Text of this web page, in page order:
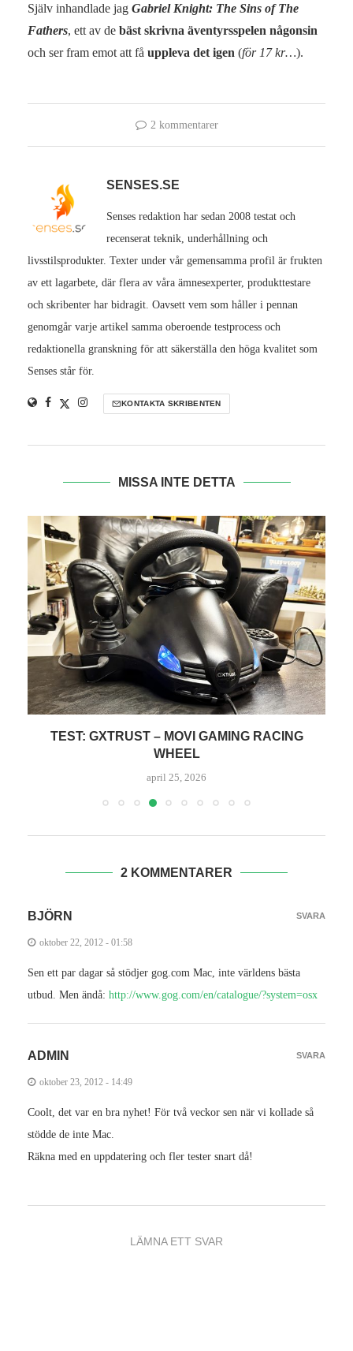
Själv inhandlade jag Gabriel Knight: The Sins of The
Fathers, ett av de bäst skrivna äventyrsspelen någonsin
och ser fram emot att få uppleva det igen (för 17 kr…).
2 kommentarer
SENSES.SE
Senses redaktion har sedan 2008 testat och
recenserat teknik, underhållning och
livsstilsprodukter. Texter under vår gemensamma profil är frukten
av ett lagarbete, där flera av våra ämnesexperter, produkttestare
och skribenter har bidragit. Oavsett vem som håller i pennan
genomgår varje artikel samma oberoende testprocess och
redaktionella granskning för att säkerställa den höga kvalitet som
Senses står för.
KONTAKTA SKRIBENTEN
MISSA INTE DETTA
RECENSION: THE SIMS 4 – THE COACH
COLLECTION
januari 22, 2026
2 KOMMENTARER
BJÖRN
oktober 22, 2012 - 01:58
Sen ett par dagar så stödjer gog.com Mac, inte världens bästa
utbud. Men ändå: http://www.gog.com/en/catalogue/?system=osx
SVARA
ADMIN
oktober 23, 2012 - 14:49
Coolt, det var en bra nyhet! För två veckor sen när vi kollade så
stödde de inte Mac.
Räkna med en uppdatering och fler tester snart då!
SVARA
LÄMNA ETT SVAR